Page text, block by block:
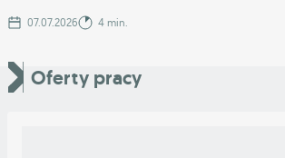
07.07.2026 4 min.
Oferty pracy